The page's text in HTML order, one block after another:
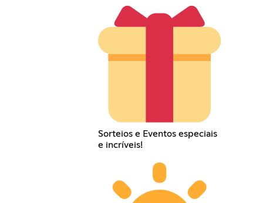
Sorteios e Eventos especiais
e incríveis!